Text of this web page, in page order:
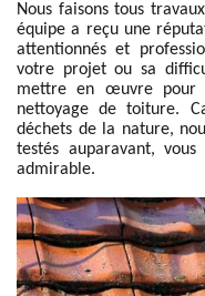
Nous faisons tous
équipe a reçu une
attentionnés et
votre projet ou sa
mettre en œuvre pour
nettoyage de toiture.
déchets de la nature,
testés auparavant,
admirable.